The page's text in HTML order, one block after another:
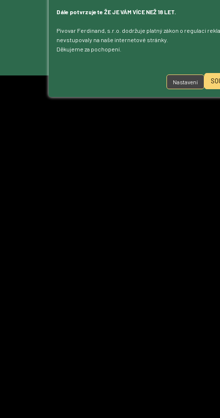
Dále potvrzujete ŽE JE VÁM VÍCE NEŽ 18 LET.
Pivovar Ferdinand, s.r.o. dodržuje platný zákon o regulaci
nevstupovaly na naše internetové stránky.
Děkujeme za pochopení.
Nastavení
Kontakt
Ke stažení
Přístupnost
Nastavení cookies